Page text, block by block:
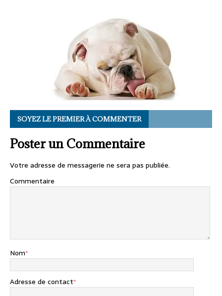
SOYEZ LE PREMIER À COMMENTER
Poster un Commentaire
Votre adresse de messagerie ne sera pas publiée.
Commentaire
Nom*
Adresse de contact*